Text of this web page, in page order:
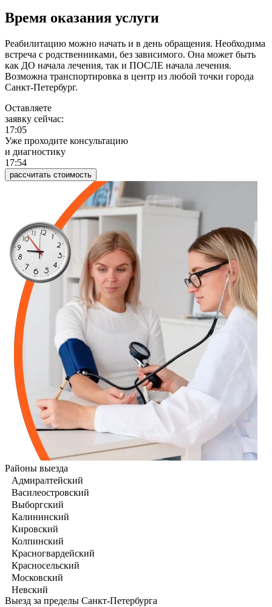
Время оказания услуги
Реабилитацию можно начать и в день обращения. Необходима
встреча с родственниками, без зависимого. Она может быть
как ДО начала лечения, так и ПОСЛЕ начала лечения.
Возможна транспортировка в центр из любой точки города
Санкт-Петербург.
Оставляете
заявку сейчас:
17:05
Уже проходите консультацию
и диагностику
17:54
рассчитать стоимость
Районы выезда
Адмиралтейский
Василеостровский
Выборгский
Калининский
Кировский
Колпинский
Красногвардейский
Красносельский
Московский
Невский
Выезд за пределы Санкт-Петербурга